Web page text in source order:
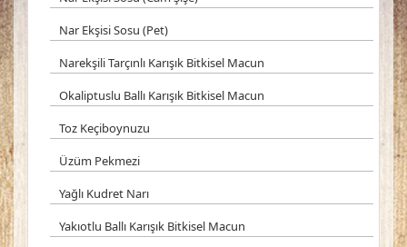
Nar Ekşisi Sosu (Pet)
Narekşili Tarçınlı Karışık Bitkisel Macun
Okaliptuslu Ballı Karışık Bitkisel Macun
Toz Keçiboynuzu
Üzüm Pekmezi
Yağlı Kudret Narı
Yakıotlu Ballı Karışık Bitkisel Macun